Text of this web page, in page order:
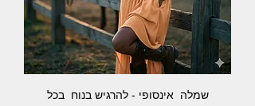
שמלה אינסופי - להרגיש בנוח בכל